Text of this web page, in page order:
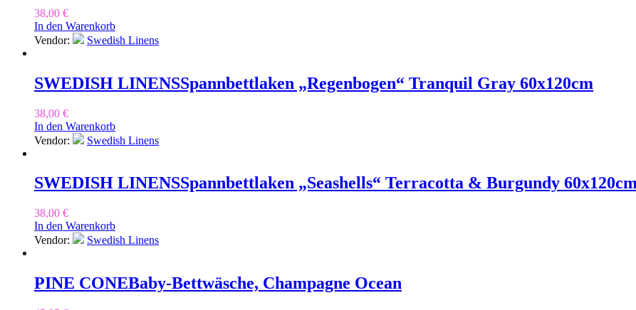
38,00 €
In den Warenkorb
Vendor:
Swedish Linens
SWEDISH LINENSSpannbettlaken „Regenbogen“ Tranquil Gray 60x120cm
38,00 €
In den Warenkorb
Vendor:
Swedish Linens
SWEDISH LINENSSpannbettlaken „Seashells“ Terracotta & Burgundy
38,00 €
In den Warenkorb
Vendor:
Swedish Linens
PINE CONEBaby-Bettwäsche, Champagne Ocean